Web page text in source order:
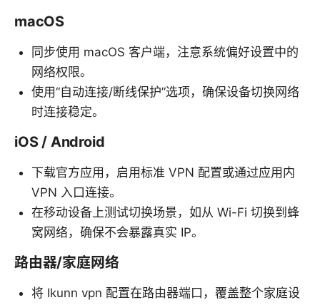
macOS
同步使用 macOS 客户端，注意系统偏好设置中的
网络权限。
使用“自动连接/断线保护”选项，确保设备切换网络
时连接稳定。
iOS / Android
下载官方应用，启用标准 VPN 配置或通过应用内
VPN 入口连接。
在移动设备上测试切换场景，如从 Wi-Fi 切换到蜂
窝网络，确保不会暴露真实 IP。
路由器/家庭网络
将 Ikunn vpn 配置在路由器端口，覆盖整个家庭设